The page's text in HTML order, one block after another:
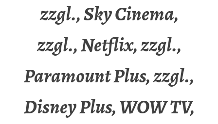
zzgl., Sky Cinema,
zzgl., Netflix, zzgl.,
Paramount Plus, zzgl.,
Disney Plus, WOW TV,